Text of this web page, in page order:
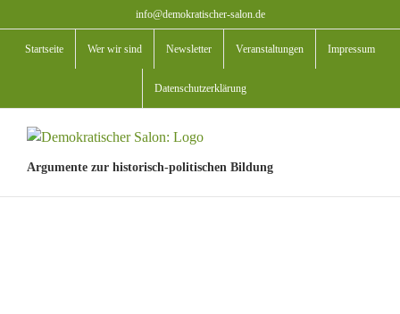
Inhalt
springen
info@demokratischer-salon.de
Startseite Wer wir sind Newsletter Veranstaltungen Impressum
Datenschutzerklärung
Argumente zur historisch-politischen Bildung